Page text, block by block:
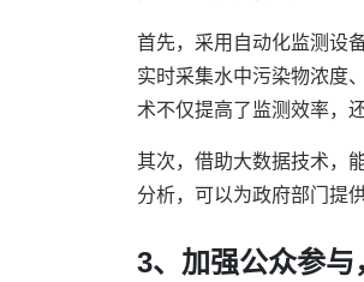
首先，采用自动化监测设
实时采集水中污染物浓度
术不仅提高了监测效率，
其次，借助大数据技术，
分析，可以为政府部门提
3、加强公众参